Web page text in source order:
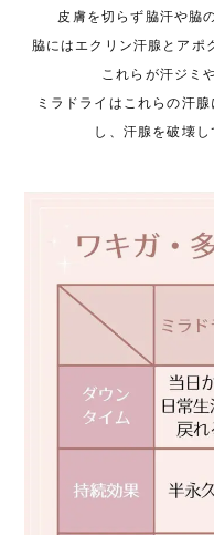
皮膚を切らず脇汗や脇
脇にはエクリン汗腺とアポ
これらが汗ジミ
ミラドライはこれらの汗
し、汗腺を破壊し